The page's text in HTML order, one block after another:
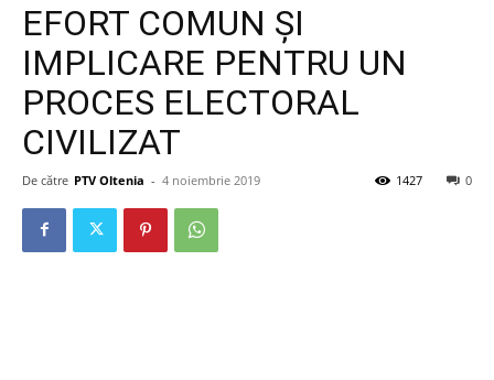
EFORT COMUN ȘI
IMPLICARE PENTRU UN
PROCES ELECTORAL
CIVILIZAT
De către PTV Oltenia - 4 noiembrie 2019 0
1427